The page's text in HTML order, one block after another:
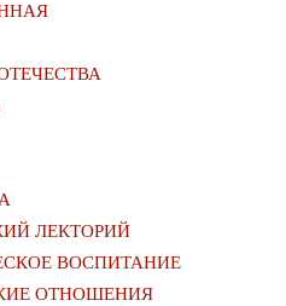
ЛЕКТОРИЙ
ВОСПИТАНИЕ
ОТНОШЕНИЯ